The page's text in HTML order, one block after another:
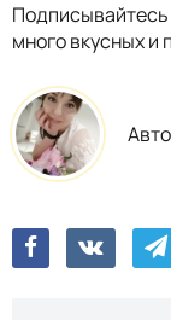
много вкусных и